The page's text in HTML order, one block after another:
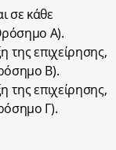
σε κάθε
Α).
επιχείρησης,
Β).
επιχείρησης,
Γ).